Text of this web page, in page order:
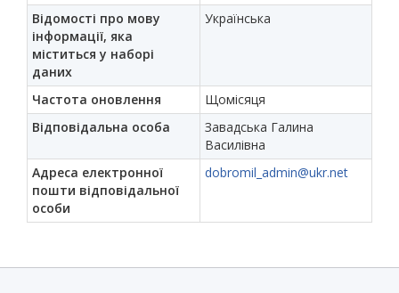
Відомості про мову
інформації, яка
міститься у наборі
даних
Українська
Частота оновлення
Щомісяця
Відповідальна особа
Завадська Галина
Василівна
Адреса електронної
пошти відповідальної
особи
dobromil_admin@ukr.net